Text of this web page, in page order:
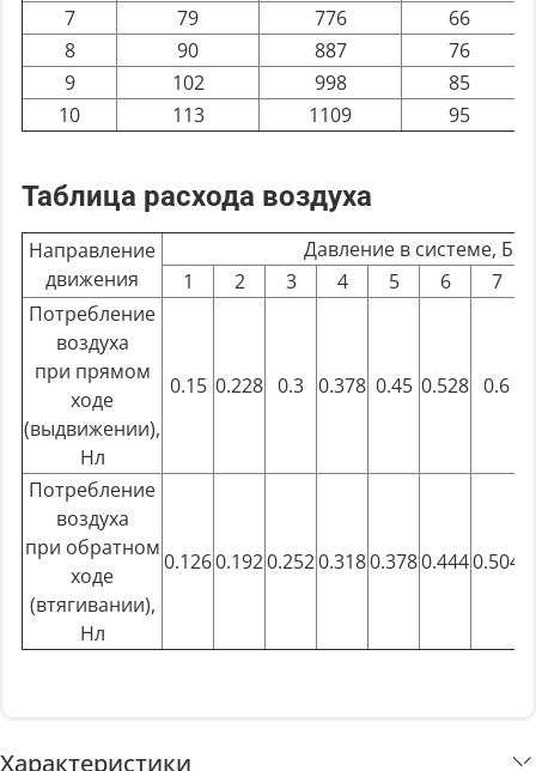
7
79 776
66
8
90 887
76
9
102 998
85
10
113 1109 95
Таблица расхода воздуха
Направление
движения
Давление в системе, Бар
1
2 3 4 5 6
7
Потребление
воздуха
при прямом
ходе
(выдвижении),
Нл
0.15 0.228 0.3 0.378 0.45 0.528 0.6
Потребление
воздуха
при обратном
ходе
(втягивании),
Нл
0.1260.1920.2520.3180.3780.4440.504
Характеристики